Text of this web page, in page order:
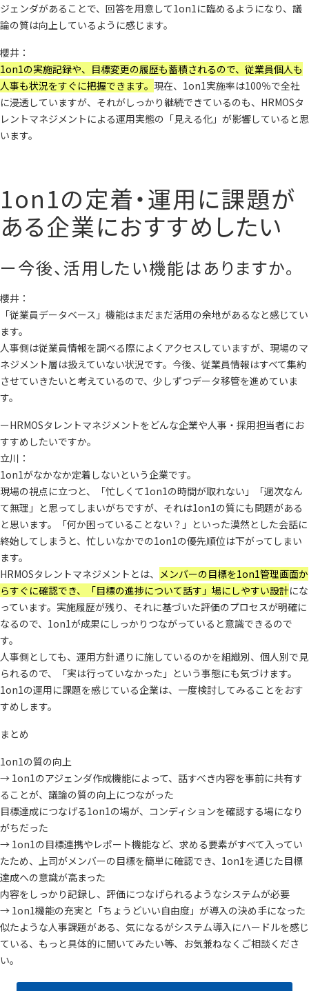
ジェンダがあることで、回答を用意して1on1に臨めるようになり、議
論の質は向上しているように感じます。
櫻井：
1on1の実施記録や、目標変更の履歴も蓄積されるので、従業員個人も
人事も状況をすぐに把握できます。 現在、1on1実施率は100％で全社
に浸透していますが、それがしっかり継続できているのも、HRMOSタ
レントマネジメントによる運用実態の「見える化」が影響していると思
います。
1on1の定着・運用に課題が
ある企業におすすめしたい
ー今後、活用したい機能はありますか。
櫻井：
「従業員データベース」機能はまだまだ活用の余地があるなと感じてい
ます。
人事側は従業員情報を調べる際によくアクセスしていますが、現場のマ
ネジメント層は扱えていない状況です。今後、従業員情報はすべて集約
させていきたいと考えているので、少しずつデータ移管を進めていま
す。
ーHRMOSタレントマネジメントをどんな企業や人事・採用担当者にお
すすめしたいですか。
立川：
1on1がなかなか定着しないという企業です。
現場の視点に立つと、「忙しくて1on1の時間が取れない」「週次なん
て無理」と思ってしまいがちですが、それは1on1の質にも問題がある
と思います。「何か困っていることない？」といった漠然とした会話に
終始してしまうと、忙しいなかでの1on1の優先順位は下がってしまい
ます。
HRMOSタレントマネジメントとは、 メ ンバーの目標を1on1管理画面か
らすぐに確認でき、「目標の進捗について話す」場にしやすい設計にな
っています。実施履歴が残り、それに基づいた評価のプロセスが明確に
なるので、1on1が成果にしっかりつながっていると意識できるので
す。
人事側としても、運用方針通りに施しているのかを組織別、個人別で見
られるので、「実は行っていなかった」という事態にも気づけます。
1on1の運用に課題を感じている企業は、一度検討してみることをおす
すめします。
まとめ
1on1の質の向上
→ 1on1のアジェンダ作成機能によって、話すべき内容を事前に共有す
ることが、議論の質の向上につながった
目標達成につなげる1on1の場が、コンディションを確認する場になり
がちだった
→ 1on1の目標連携やレポート機能など、求める要素がすべて入ってい
たため、上司がメンバーの目標を簡単に確認でき、1on1を通じた目標
達成への意識が高まった
内容をしっかり記録し、評価につなげられるようなシステムが必要
→ 1on1機能の充実と「ちょうどいい自由度」が導入の決め手になった
似たような人事課題がある、気になるがシステム導入にハードルを感じ
ている、もっと具体的に聞いてみたい等、お気兼ねなくご相談くださ
い。